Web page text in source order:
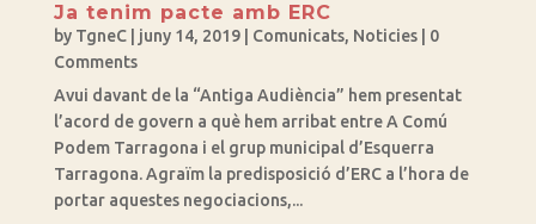
Ja tenim pacte amb ERC
by TgneC| juny 14, 2019| Comunicats, Noticies| 0
Comments
Avui davant de la “Antiga Audiència” hem presentat
l’acord de govern a què hem arribat entre A Comú
Podem Tarragona i el grup municipal d’Esquerra
Tarragona. Agraïm la predisposició d’ERC a l’hora de
portar aquestes negociacions,...